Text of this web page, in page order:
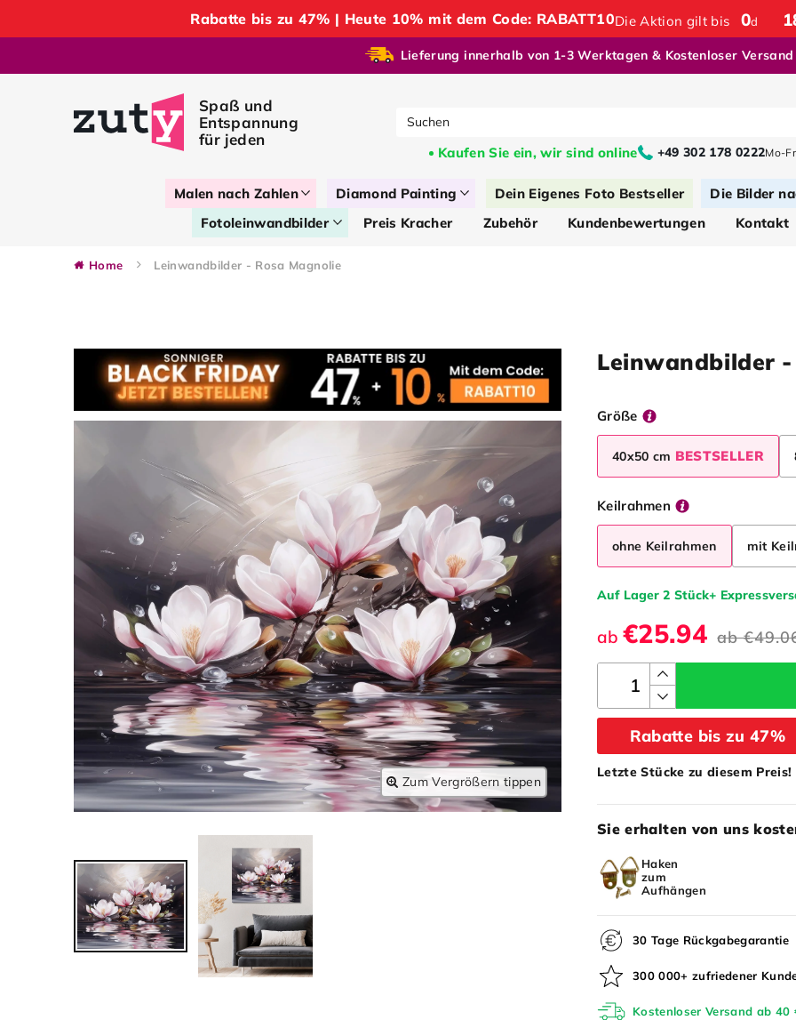
Rabatte bis zu 47% | Heute 10% mit dem Code: RABATT10Die Aktion gilt bis 0d
Lieferung innerhalb von 1-3 Werktagen & Kostenloser Versand
Kaufen Sie ein, wir sind online +49 302 178 0222Mo-
Malen nach Zahlen Diamond Painting Dein Eigenes Foto Bestseller
Die Bilder
Fotoleinwandbilder
Preis Kracher Zubehör Kundenbewertungen Kontakt
Home Leinwandbilder - Rosa Magnolie
Zum Vergrößern tippen
Leinwandbilder
Größe
40x50 cm BESTSELLER
Keilrahmen
ohne Keilrahmen mit
Auf Lager 2 Stück+
ab €25.94 ab
Rabatte bis zu 47%
Letzte Stücke zu diesem Preis!
Sie erhalten von uns
Haken
zum
Aufhängen
30 Tage Rückgabegarantie
300 000+ zufriedener
Kostenloser Versand ab 40